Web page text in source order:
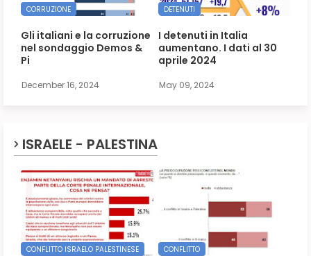
CORRUZIONE
Gli italiani e la corruzione
nel sondaggio Demos &
Pi
December 16, 2024
DETENUTI
I detenuti in Italia
aumentano. I dati al 30
aprile 2024
May 09, 2024
ISRAELE - PALESTINA
CONFLITTO ISRAELO PALESTINESE CONFLITTO